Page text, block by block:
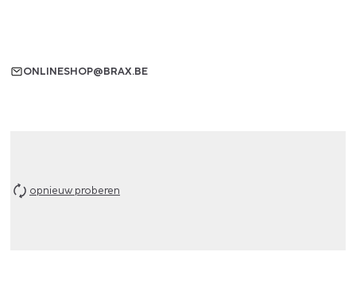
ONLINESHOP@BRAX.BE
opnieuw proberen